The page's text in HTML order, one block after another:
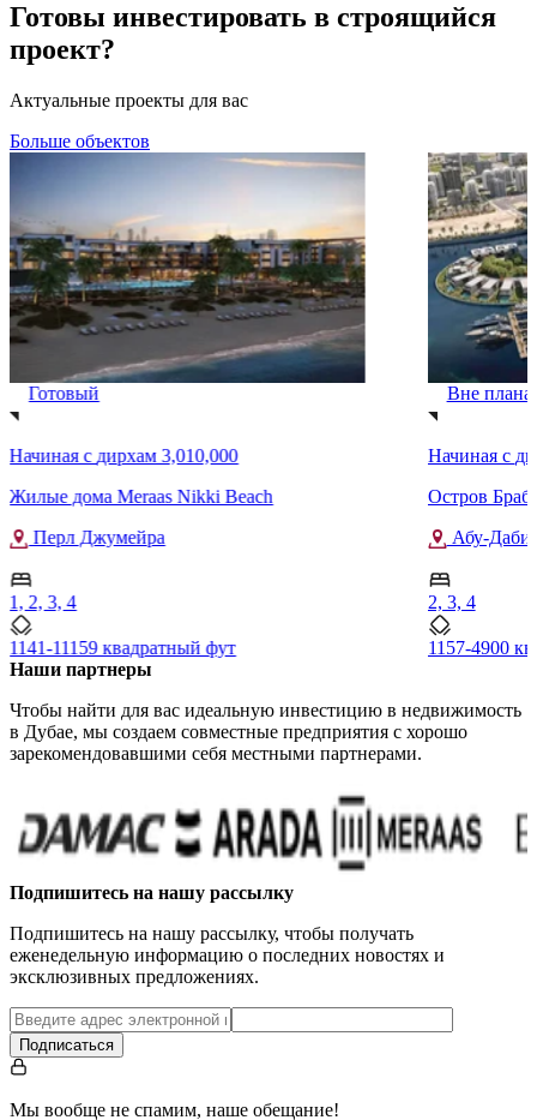
Готовы инвестировать в строящийся
проект?
Актуальные проекты для вас
Больше объектов
Готовый
Начиная с дирхам 3,010,000
Жилые дома Meraas Nikki Beach
Перл Джумейра
1, 2, 3, 4
1141-11159 квадратный фут
Вне плана
Начиная с
Остров
Абу-Даби
2, 3, 4
1157-4900
Наши партнеры
Чтобы найти для вас идеальную инвестицию в недвижимость
в Дубае, мы создаем совместные предприятия с хорошо
зарекомендовавшими себя местными партнерами.
Подпишитесь на нашу рассылку
Подпишитесь на нашу рассылку, чтобы получать
еженедельную информацию о последних новостях и
эксклюзивных предложениях.
Подписаться
Мы вообще не спамим, наше обещание!